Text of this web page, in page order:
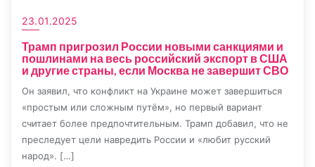
23.01.2025
Трамп пригрозил России новыми санкциями и
пошлинами на весь российский экспорт в США
и другие страны, если Москва не завершит СВО
Он заявил, что конфликт на Украине может завершиться
«простым или сложным путём», но первый вариант
считает более предпочтительным. Трамп добавил, что не
преследует цели навредить России и «любит русский
народ». […]